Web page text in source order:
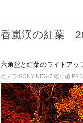
香嵐渓の紅葉
六角堂と紅葉のライトアッ
カメラ:SONY NEX-7 絞り値